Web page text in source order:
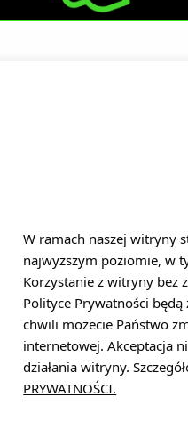
W ramach naszej witryny
najwyższym poziomie, w
Korzystanie z witryny bez
Polityce Prywatności
chwili możecie Państwo
internetowej. Akceptacja
działania witryny.
PRYWATNOŚCI.
NIP: 727
REGON:
KRS:
+48 42 307